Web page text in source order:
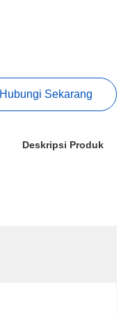
Hubungi Sekarang
Deskripsi Produk